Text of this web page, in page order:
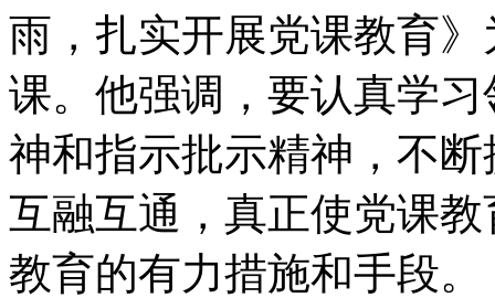
雨，扎实开展党课教育
课。他强调，要认真学
神和指示批示精神，不
互融互通，真正使党课
教育的有力措施和手段。